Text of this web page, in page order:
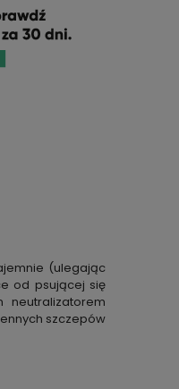
(ulegając
od psującej się
neutralizatorem
szczepów